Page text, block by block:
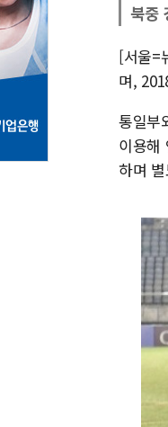
북중
[서울=
며,
통일부
이용해
하며